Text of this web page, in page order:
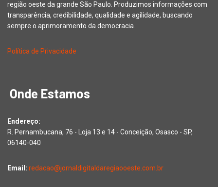
região oeste da grande São Paulo. Produzimos informações com
transparência, credibilidade, qualidade e agilidade, buscando
sempre o aprimoramento da democracia.
Política de Privacidade
Onde Estamos
Endereço:
R. Pernambucana, 76 - Loja 13 e 14 - Conceição, Osasco - SP,
06140-040
Email: redacao@jornaldigitaldaregiaooeste.com.br